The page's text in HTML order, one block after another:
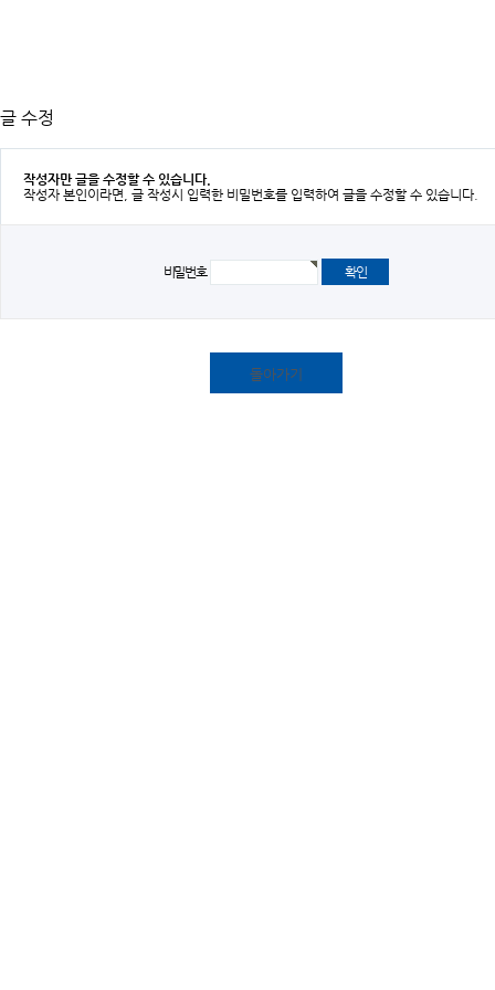
글 수정
작성자만 글을 수정할 수 있습니다.
작성자 본인이라면, 글 작성시 입력한 비밀번호를 입력하여 글을 수정할 수 있습니다.
비밀번호
돌아가기